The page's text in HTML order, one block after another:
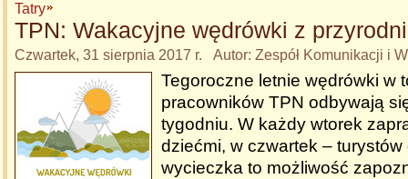
Tatry
TPN: Wakacyjne wędrówki z
Czwartek, 31 sierpnia 2017 r. Autor: Zespół Komunikacji i
Tegoroczne letnie wędrówki w
pracowników TPN odbywają
tygodniu. W każdy wtorek
dziećmi, w czwartek – turystów
wycieczka to możliwość